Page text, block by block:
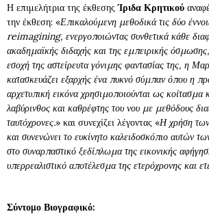
Η επιμελήτρια της έκθεσηςΊριδα Κρητικού
την έκθεση: «Επικαλούμενη μεθοδικά τις δύο
reimagining, ενεργοποιώντας συνθετικά κάθε
ακαδημαϊκής διδαχής και της εμπειρικής
εσοχή της αστείρευτα γόνιμης φαντασίας της, η
κατασκευάζει εξαρχής ένα πυκνό σύμπαν όπου η
αρχετυπική εικόνα χρησιμοποιούνται ως
λαβύρινθος και καθρέφτης του νου με μεθόδους
ταυτόχρονες.» και συνεχίζει λέγοντας «Η χρήση
και συνενώνει το ευκίνητο καλειδοσκόπιο αυτών
στο συναρπαστικό ξεδίπλωμα της εικονικής
υπερρεαλιστικό αποτέλεσμα της ετερόχρονης και
Σύντομο Βιογραφικό: